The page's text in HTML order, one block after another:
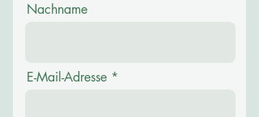
Nachname
E-Mail-Adresse